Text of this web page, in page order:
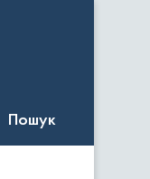
Пошук